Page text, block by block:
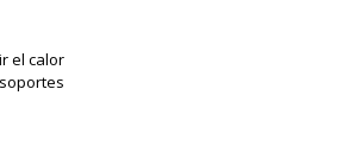
el calor